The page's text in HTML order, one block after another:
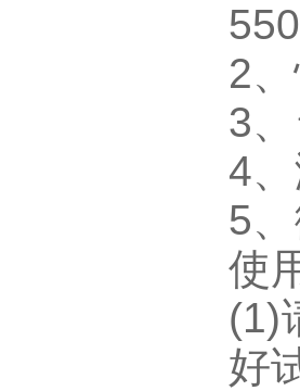
2
3
4
5
使
(1)
好